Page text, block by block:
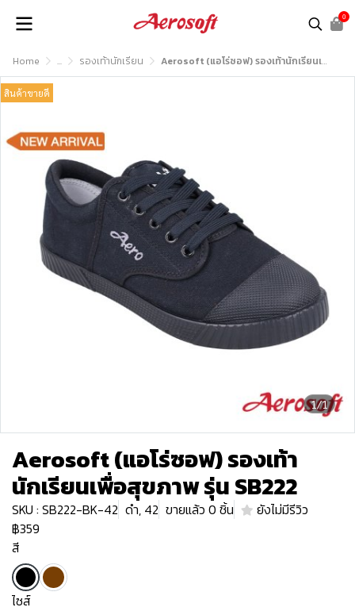
0
Home ... รองเท้านักเรียน Aerosoft (แอโร่ซอฟ) รองเท้านักเรียนเพื่อสุขภาพ รุ่น SB222
1/1
สินค้าขายดี
Aerosoft (แอโร่ซอฟ) รองเท้า
นักเรียนเพื่อสุขภาพ รุ่น SB222
SKU : SB222-BK-42 ดำ, 42 ขายแล้ว 0 ชิ้น
ยังไม่มีรีวิว
฿359
สี
ไซส์